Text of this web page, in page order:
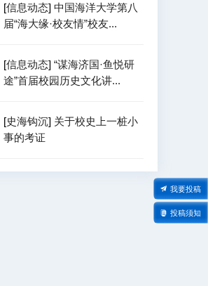
[信息动态] 中国海洋大学第八
届“海大缘·校友情”校友...
[信息动态] “谋海济国·鱼悦研
途”首届校园历史文化讲...
[史海钩沉] 关于校史上一桩小
事的考证
我要投稿
投稿须知